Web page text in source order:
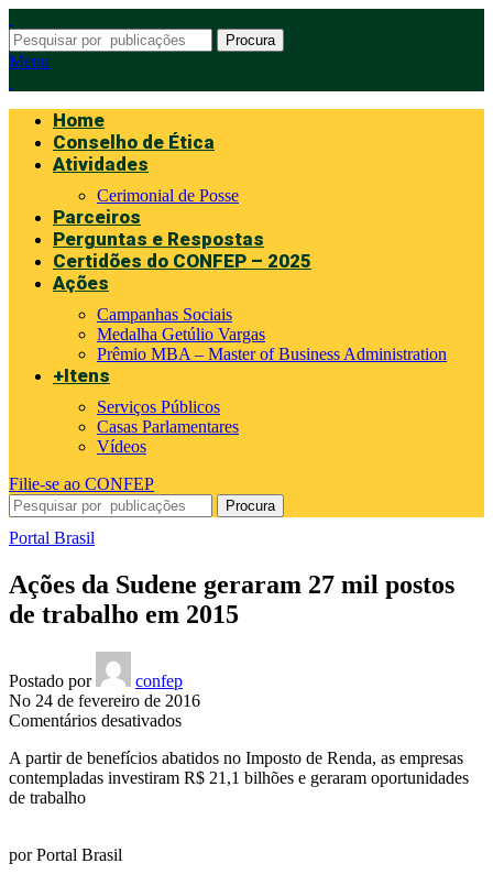
Procura
Menu
Home
Conselho de Ética
Atividades
Cerimonial de Posse
Parceiros
Perguntas e Respostas
Certidões do CONFEP – 2025
Ações
Campanhas Sociais
Medalha Getúlio Vargas
Prêmio MBA – Master of Business Administration
+Itens
Serviços Públicos
Casas Parlamentares
Vídeos
Filie-se ao CONFEP
Procura
Portal Brasil
Ações da Sudene geraram 27 mil postos
de trabalho em 2015
Postado por
confep
No 24 de fevereiro de 2016
Comentários desativadosem
da
Sudene
A partir de benefícios abatidos no Imposto de Renda, as empresas
contempladas investiram R$ 21,1 bilhões e geraram oportunidades
de trabalho
porPortal Brasil